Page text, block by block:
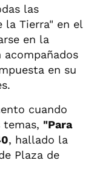
las
la Tierra" en el
en la
en su
cuando
"Para
, hallado la
Plaza de